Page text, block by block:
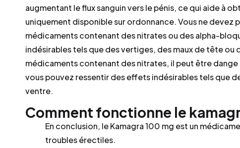
augmentant le flux sanguin vers le pénis, ce qui aide à
uniquement disponible sur ordonnance. Vous ne devez
médicaments contenant des nitrates ou des alpha-
indésirables tels que des vertiges, des maux de tête ou
médicaments contenant des nitrates, il peut être dange
vous pouvez ressentir des effets indésirables tels que
ventre.
Comment fonctionne le
En conclusion, le Kamagra 100 mg est un
troubles érectiles.